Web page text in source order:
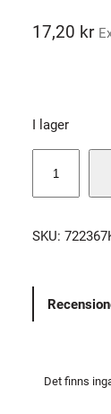
17,20 kr
I lager
-
S
2
SKU: 722367
Det finns